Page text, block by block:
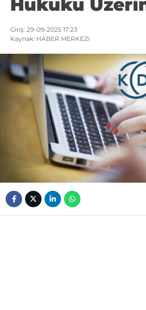
Hukuku
Giriş: 29-09-2025 17:23
Kaynak: HABER MERKEZI